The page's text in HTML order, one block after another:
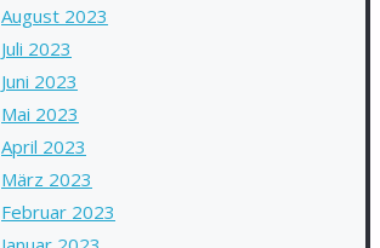
August 2023
Juli 2023
Juni 2023
Mai 2023
April 2023
März 2023
Februar 2023